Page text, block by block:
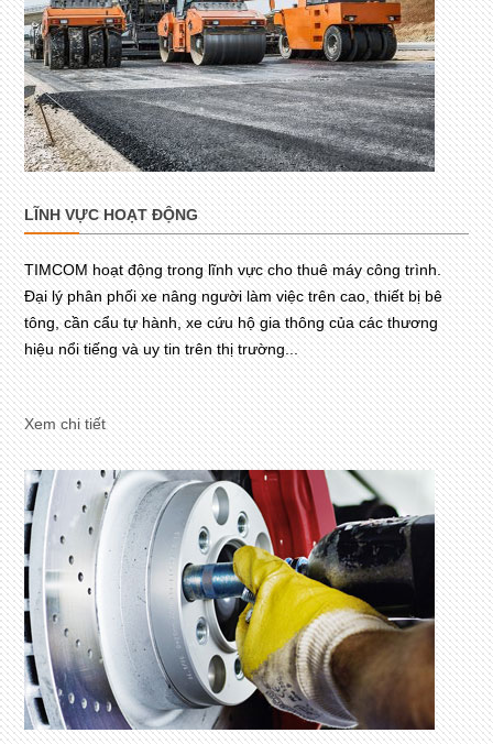
LĨNH VỰC HOẠT ĐỘNG
TIMCOM hoạt động trong lĩnh vực cho thuê máy công trình.
Đại lý phân phối xe nâng người làm việc trên cao, thiết bị bê
tông, cần cẩu tự hành, xe cứu hộ gia thông của các thương
hiệu nổi tiếng và uy tin trên thị trường...
Xem chi tiết